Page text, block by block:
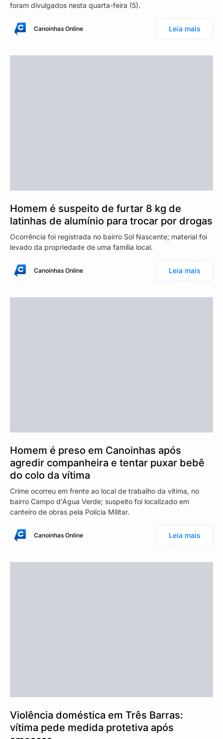
foram divulgados nesta quarta-feira (5).
Canoinhas Online Leia mais
Homem é suspeito de furtar 8 kg de
latinhas de alumínio para trocar por drogas
Ocorrência foi registrada no bairro Sol Nascente; material foi
levado da propriedade de uma família local.
Canoinhas Online Leia mais
Homem é preso em Canoinhas após
agredir companheira e tentar puxar bebê
do colo da vítima
Crime ocorreu em frente ao local de trabalho da vítima, no
bairro Campo d'Água Verde; suspeito foi localizado em
canteiro de obras pela Polícia Militar.
Canoinhas Online Leia mais
Violência doméstica em Três Barras:
vítima pede medida protetiva após